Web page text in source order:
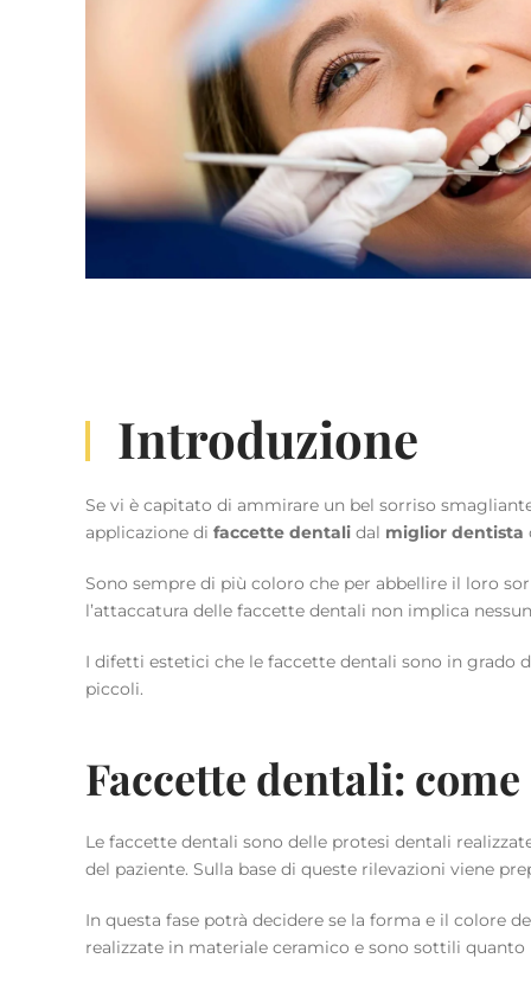
Introduzione
Se vi è capitato di ammirare un bel sorriso
applicazione di faccette dentali dal miglior dentista
Sono sempre di più coloro che per abbellire il loro
l’attaccatura delle faccette dentali non implica
I difetti estetici che le faccette dentali sono in grado
piccoli.
Faccette dentali:
Le faccette dentali sono delle protesi dentali
del paziente. Sulla base di queste rilevazioni viene
In questa fase potrà decidere se la forma e il colore
realizzate in materiale ceramico e sono sottili